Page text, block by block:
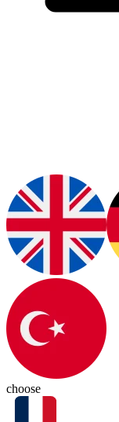
choose